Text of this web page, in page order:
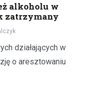
alkoholu w
zatrzymany
działających w
o aresztowaniu